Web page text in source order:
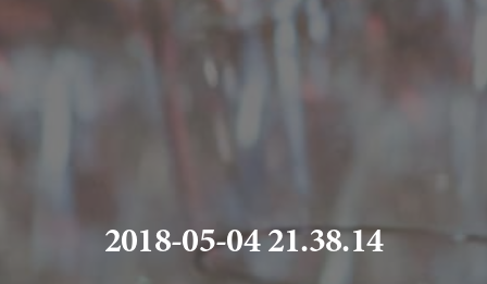
2018-05-04 21.38.14